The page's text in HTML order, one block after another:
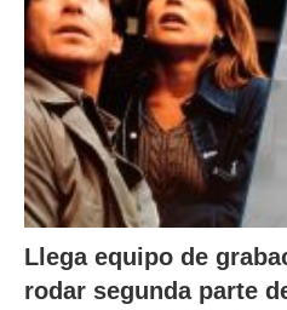
Llega equipo de
rodar segunda parte